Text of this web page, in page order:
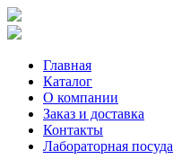
Главная
Каталог
О компании
Заказ и доставка
Контакты
Лабораторная посуда